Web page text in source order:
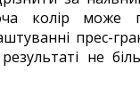
колір може
прес-
не